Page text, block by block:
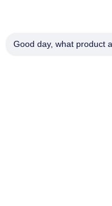
Good day, what product